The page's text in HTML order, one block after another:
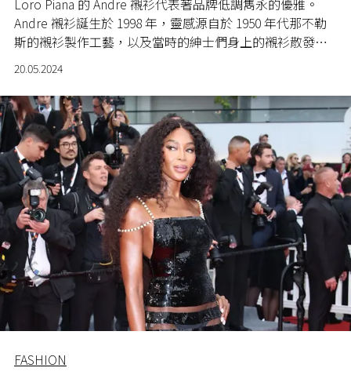
Loro Piana 的 Andre 襯衫代表著品牌低調雋永的優雅。
Andre 襯衫誕生於 1998年，靈感源自於 1950年代那不勒
斯的襯衫製作工藝，以及當時的紳士們身上的襯衫散發出
精緻與休閒魅力的完美平衡。
20.05.2024
FASHION